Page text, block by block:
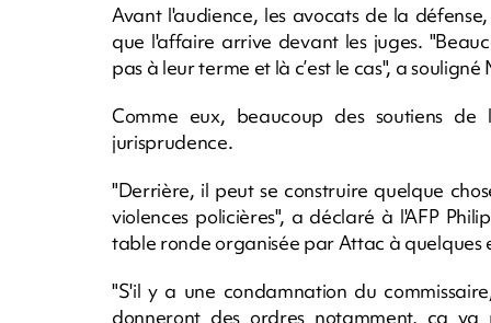
Avant l'audience, les avocats de la
que l'affaire arrive devant les juges.
pas à leur terme et là c’est le cas", a
Comme eux, beaucoup des soutiens
jurisprudence.
"Derrière, il peut se construire quelque
violences policières", a déclaré à l'AFP
table ronde organisée par Attac à quelques
"S'il y a une condamnation du
donneront des ordres notamment, ça